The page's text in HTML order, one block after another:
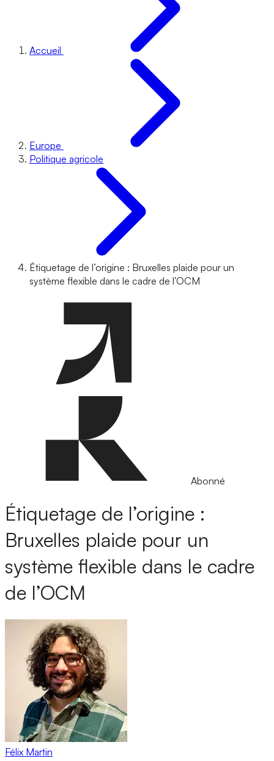
Accueil
Europe
Politique agricole
Étiquetage de l’origine : Bruxelles plaide pour un
système flexible dans le cadre de l’OCM
Abonné
Étiquetage de l’origine :
Bruxelles plaide pour un
système flexible dans le cadre
de l’OCM
Félix Martin